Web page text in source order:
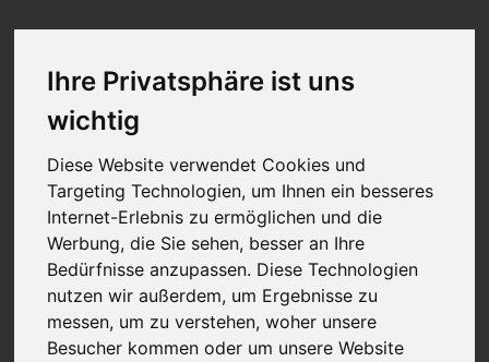
Ihre Privatsphäre ist uns
wichtig
Diese Website verwendet Cookies und
Targeting Technologien, um Ihnen ein besseres
Internet-Erlebnis zu ermöglichen und die
Werbung, die Sie sehen, besser an Ihre
Bedürfnisse anzupassen. Diese Technologien
nutzen wir außerdem, um Ergebnisse zu
messen, um zu verstehen, woher unsere
Besucher kommen oder um unsere Website